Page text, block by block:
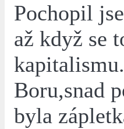
Pochopil
až když se
Boru,snad
byla